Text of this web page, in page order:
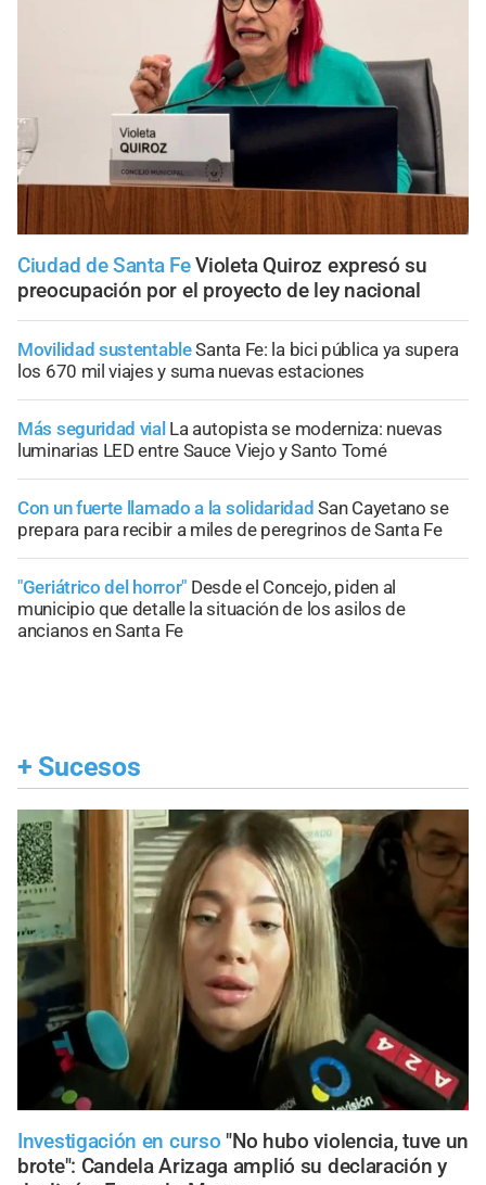
Ciudad de Santa Fe Violeta Quiroz expresó su
preocupación por el proyecto de ley nacional
Movilidad sustentableSanta Fe: la bici pública ya supera
los 670 mil viajes y suma nuevas estaciones
Más seguridad vial La autopista se moderniza: nuevas
luminarias LED entre Sauce Viejo y Santo Tomé
Con un fuerte llamado a la solidaridad San Cayetano se
prepara para recibir a miles de peregrinos de Santa Fe
"Geriátrico del horror" Desde el Concejo, piden al
municipio que detalle la situación de los asilos de
ancianos en Santa Fe
+ Sucesos
Investigación en curso "No hubo violencia, tuve un
brote": Candela Arizaga amplió su declaración y